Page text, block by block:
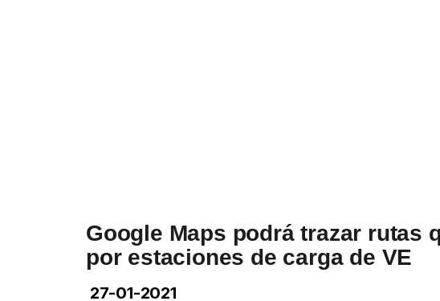
Google Maps podrá trazar rutas
por estaciones de carga de VE
27-01-2021